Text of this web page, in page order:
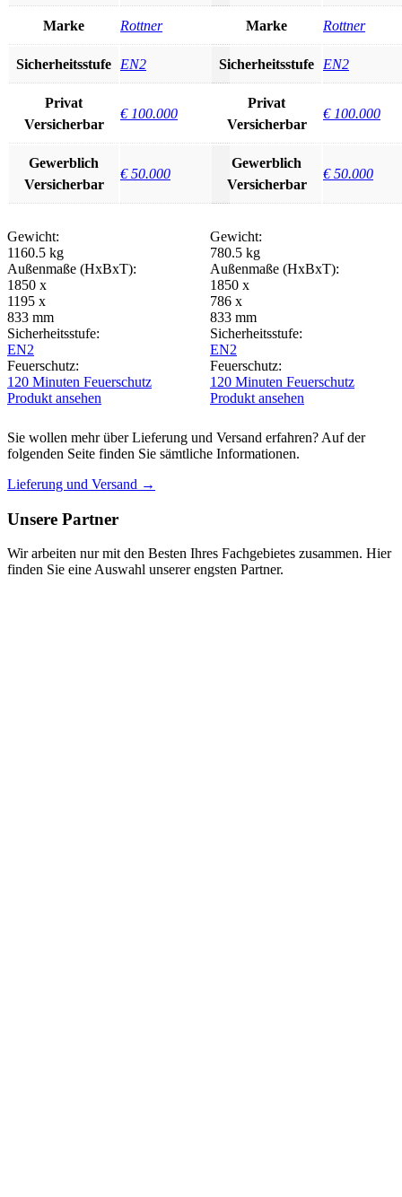
Marke Rottner
Sicherheitsstufe EN2
Privat
Versicherbar
€ 100.000
Gewerblich
Versicherbar
€ 50.000
Gewicht:
1160.5 kg
Außenmaße (HxBxT):
1850 x
1195 x
833 mm
Sicherheitsstufe:
EN2
Feuerschutz:
120 Minuten Feuerschutz
Produkt ansehen
Marke Rottner
Sicherheitsstufe EN2
Privat
Versicherbar
€ 100.000
Gewerblich
Versicherbar
€ 50.000
Gewicht:
780.5 kg
Außenmaße (HxBxT):
1850 x
786 x
833 mm
Sicherheitsstufe:
EN2
Feuerschutz:
120 Minuten Feuerschutz
Produkt ansehen
Sie wollen mehr über Lieferung und Versand erfahren? Auf der
folgenden Seite finden Sie sämtliche Informationen.
Lieferung und Versand →
Unsere Partner
Wir arbeiten nur mit den Besten Ihres Fachgebietes zusammen. Hier
finden Sie eine Auswahl unserer engsten Partner.